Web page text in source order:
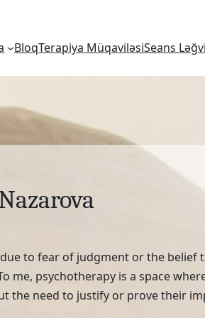
BloqTerapiya MüqaviləsiSeans
to fear of judgment or the belief
me, psychotherapy is a space
the need to justify or prove their